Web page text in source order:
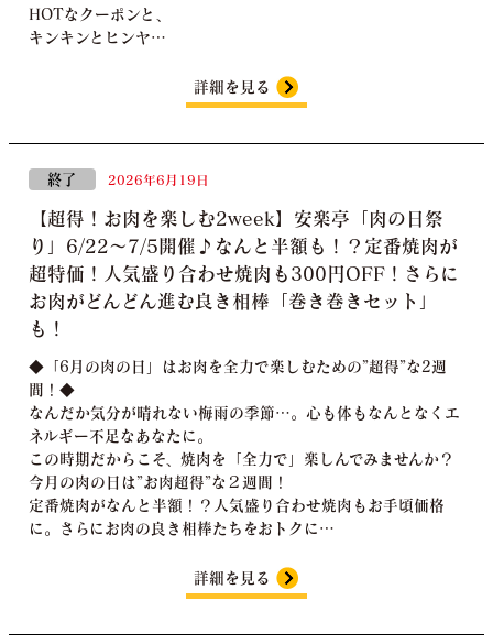
HOTなクーポンと、
キンキンとヒンヤ…
詳細を見る
終了 2026年6月19日
【超得！お肉を楽しむ2week】安楽亭「肉の日祭
り」6/22～7/5開催♪なんと半額も！？定番焼肉が
超特価！人気盛り合わせ焼肉も300円OFF！さらに
お肉がどんどん進む良き相棒「巻き巻きセット」
も！
◆「6月の肉の日」はお肉を全力で楽しむための”超得”な2週
間！◆
なんだか気分が晴れない梅雨の季節…。心も体もなんとなくエ
ネルギー不足なあなたに。
この時期だからこそ、焼肉を「全力で」楽しんでみませんか？
今月の肉の日は”お肉超得”な２週間！
定番焼肉がなんと半額！？人気盛り合わせ焼肉もお手頃価格
に。さらにお肉の良き相棒たちをおトクに…
詳細を見る